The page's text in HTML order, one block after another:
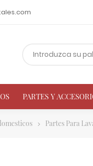
PARTES Y
Partes Para